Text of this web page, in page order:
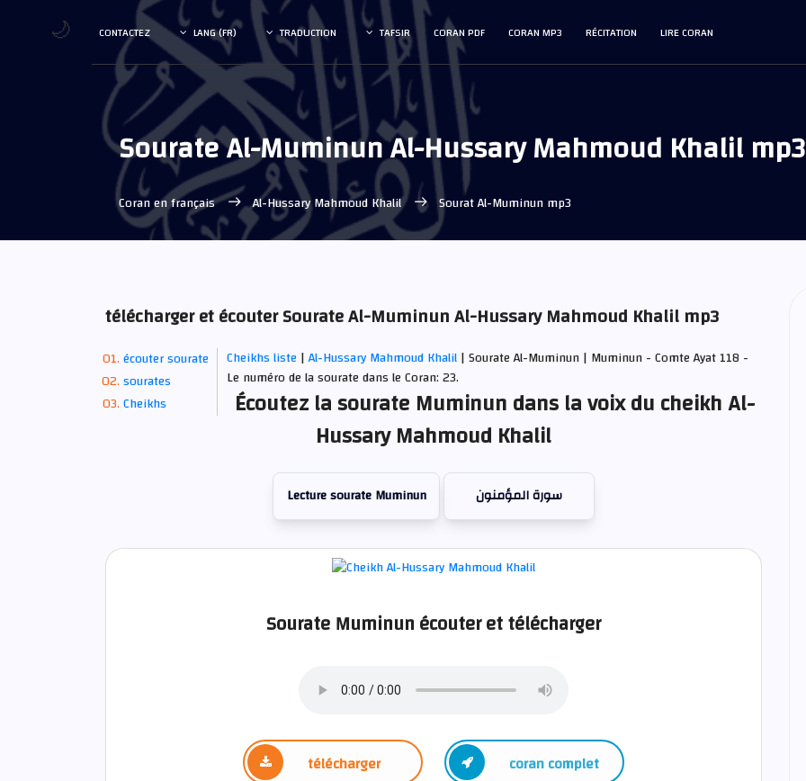
LIRE CORAN
RÉCITATION
CORAN MP3
CORAN PDF
TAFSIR
TRADUCTION
LANG (FR)
CONTACTEZ
Sourate Al-Muminun Al-Hussary Mahmoud Khalil mp3
Coran en français Al-Hussary Mahmoud Khalil Sourat Al-Muminun mp3
télécharger et écouter Sourate Al-Muminun Al-Hussary Mahmoud Khalil mp3
écouter sourate
sourates
Cheikhs
Cheikhs liste |Al-Hussary Mahmoud Khalil| Sourate Al-Muminun | Muminun - Comte Ayat 118 -
Le numéro de la sourate dans le Coran: 23.
Écoutez la sourate Muminun dans la voix du cheikh Al-
Hussary Mahmoud Khalil
Lecture sourate Muminun سورة المؤمنون
Sourate Muminun écouter et télécharger
télécharger coran complet
🌙